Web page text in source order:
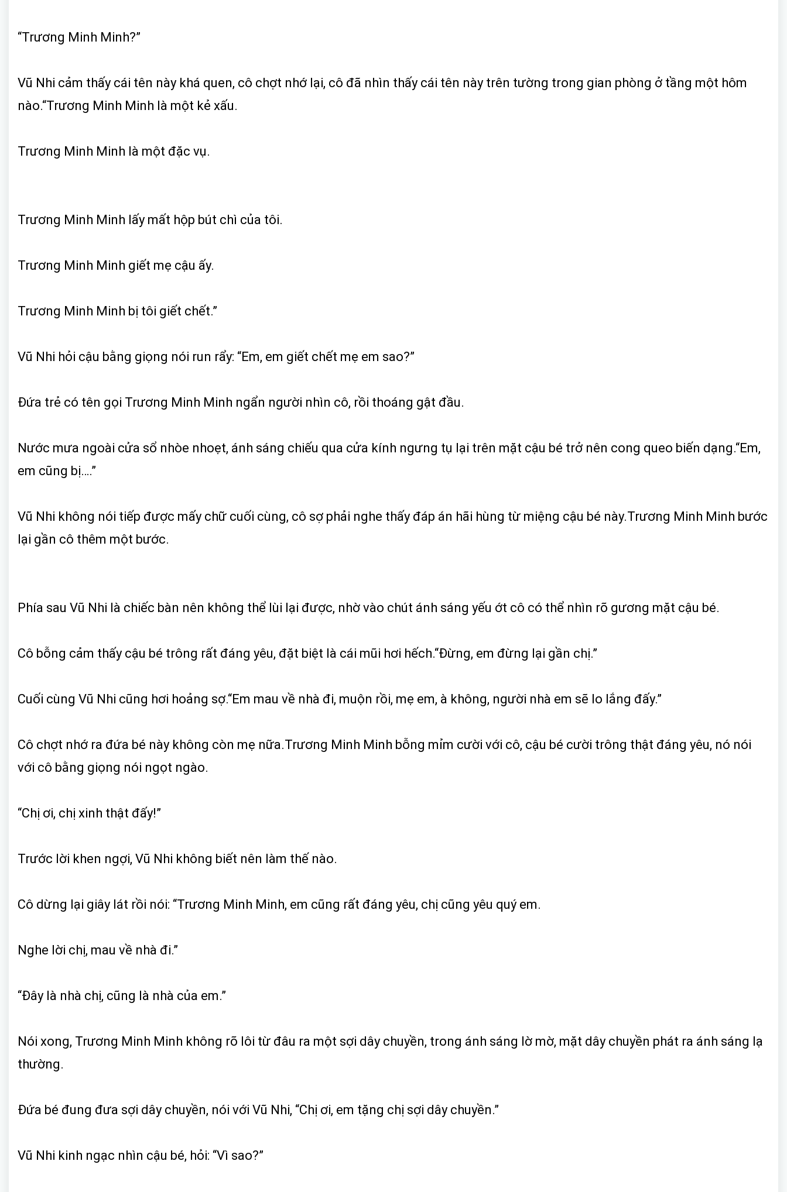
“Trương Minh Minh?”
Vũ Nhi cảm thấy cái tên này khá quen, cô chợt nhớ lại, cô đã nhìn thấy cái tên này trên tường trong gian phòng ở tầng một hôm
nào.“Trương Minh Minh là một kẻ xấu.
Trương Minh Minh là một đặc vụ.
Trương Minh Minh lấy mất hộp bút chì của tôi.
Trương Minh Minh giết mẹ cậu ấy.
Trương Minh Minh bị tôi giết chết.”
Vũ Nhi hỏi cậu bằng giọng nói run rẩy: “Em, em giết chết mẹ em sao?”
Đứa trẻ có tên gọi Trương Minh Minh ngẩn người nhìn cô, rồi thoáng gật đầu.
Nước mưa ngoài cửa sổ nhòe nhoẹt, ánh sáng chiếu qua cửa kính ngưng tụ lại trên mặt cậu bé trở nên cong queo biến dạng.“Em,
em cũng bị….”
Vũ Nhi không nói tiếp được mấy chữ cuối cùng, cô sợ phải nghe thấy đáp án hãi hùng từ miệng cậu bé này.Trương Minh Minh bước
lại gần cô thêm một bước.
Phía sau Vũ Nhi là chiếc bàn nên không thể lùi lại được, nhờ vào chút ánh sáng yếu ớt cô có thể nhìn rõ gương mặt cậu bé.
Cô bỗng cảm thấy cậu bé trông rất đáng yêu, đặt biệt là cái mũi hơi hếch.“Đừng, em đừng lại gần chị.”
Cuối cùng Vũ Nhi cũng hơi hoảng sợ.“Em mau về nhà đi, muộn rồi, mẹ em, à không, người nhà em sẽ lo lắng đấy.”
Cô chợt nhớ ra đứa bé này không còn mẹ nữa.Trương Minh Minh bỗng mỉm cười với cô, cậu bé cười trông thật đáng yêu, nó nói
với cô bằng giọng nói ngọt ngào.
“Chị ơi, chị xinh thật đấy!”
Trước lời khen ngợi, Vũ Nhi không biết nên làm thế nào.
Cô dừng lại giây lát rồi nói: “Trương Minh Minh, em cũng rất đáng yêu, chị cũng yêu quý em.
Nghe lời chị, mau về nhà đi.”
“Đây là nhà chị, cũng là nhà của em.”
Nói xong, Trương Minh Minh không rõ lôi từ đâu ra một sợi dây chuyền, trong ánh sáng lờ mờ, mặt dây chuyền phát ra ánh sáng lạ
thường.
Đứa bé đung đưa sợi dây chuyền, nói với Vũ Nhi, “Chị ơi, em tặng chị sợi dây chuyền.”
Vũ Nhi kinh ngạc nhìn cậu bé, hỏi: “Vì sao?”